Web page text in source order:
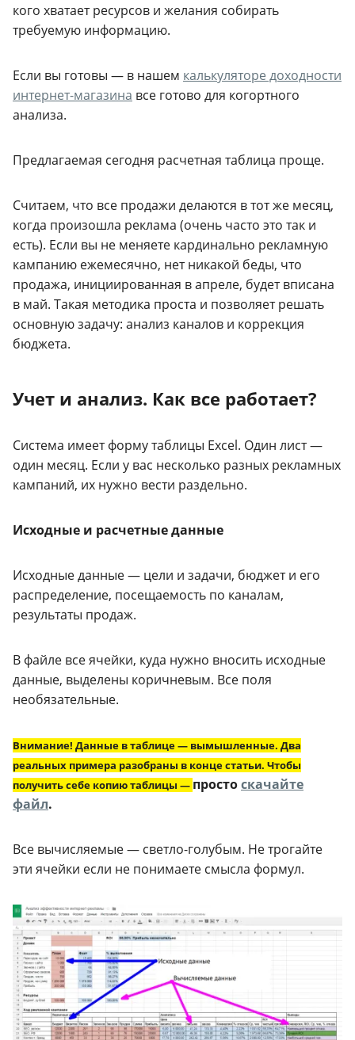
кого хватает ресурсов и желания собирать
требуемую информацию.
Если вы готовы — в нашем калькуляторе доходности
интернет-магазина все готово для когортного
анализа.
Предлагаемая сегодня расчетная таблица проще.
Считаем, что все продажи делаются в тот же месяц,
когда произошла реклама (очень часто это так и
есть). Если вы не меняете кардинально рекламную
кампанию ежемесячно, нет никакой беды, что
продажа, инициированная в апреле, будет вписана
в май. Такая методика проста и позволяет решать
основную задачу: анализ каналов и коррекция
бюджета.
Учет и анализ. Как все работает?
Система имеет форму таблицы Excel. Один лист —
один месяц. Если у вас несколько разных рекламных
кампаний, их нужно вести раздельно.
Исходные и расчетные данные
Исходные данные — цели и задачи, бюджет и его
распределение, посещаемость по каналам,
результаты продаж.
В файле все ячейки, куда нужно вносить исходные
данные, выделены коричневым. Все поля
необязательные.
Внимание! Данные в таблице — вымышленные. Два
реальных примера разобраны в конце статьи. Чтобы
получить себе копию таблицы — простоскачайте
файл.
Все вычисляемые — светло-голубым. Не трогайте
эти ячейки если не понимаете смысла формул.